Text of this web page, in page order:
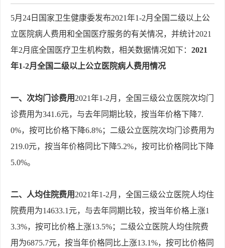
5月24日国家卫生健康委发布2021年1-2月全国二级以上公
立医院病人费用和全国医疗服务的有关情况，并统计2021
年2月底全国医疗卫生机构数，相关数据情况如下： 2021
年1-2月全国二级以上公立医院病人费用情况
一、次均门诊费用 2021年1-2月，全国三级公立医院次均门
诊费用为341.6元，与去年同期比较，按当年价格下降7.
0%，按可比价格下降6.8%；二级公立医院次均门诊费用为
219.0元，按当年价格同比下降5.2%，按可比价格同比下降
5.0%。
二、人均住院费用 2021年1-2月，全国三级公立医院人均住
院费用为14633.1元，与去年同期比较，按当年价格上涨1
3.3%，按可比价格上涨13.5%；二级公立医院人均住院费
用为6875.7元，按当年价格同比上涨13.1%，按可比价格同